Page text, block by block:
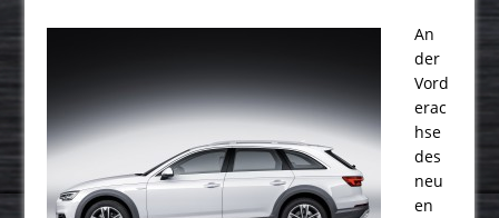
An
der
Vord
erac
hse
des
neu
en